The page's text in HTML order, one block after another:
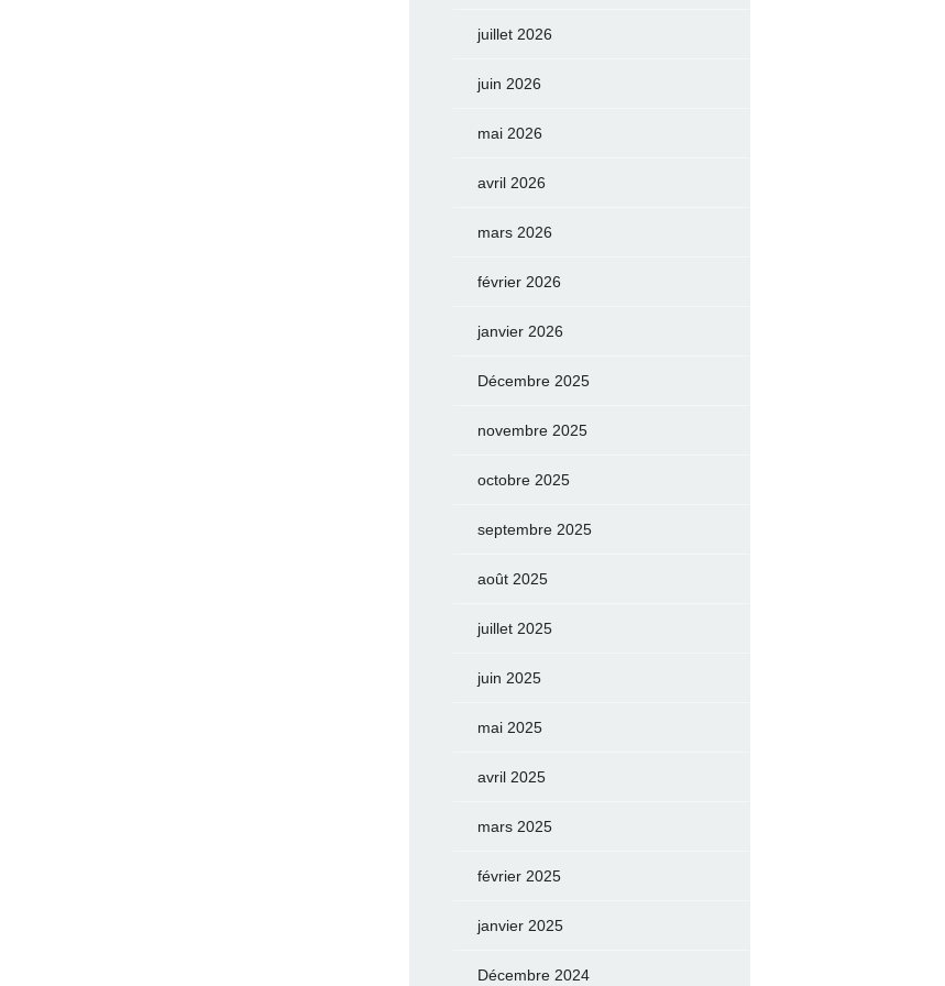
juillet 2026
juin 2026
mai 2026
avril 2026
mars 2026
février 2026
janvier 2026
Décembre 2025
novembre 2025
octobre 2025
septembre 2025
août 2025
juillet 2025
juin 2025
mai 2025
avril 2025
mars 2025
février 2025
janvier 2025
Décembre 2024